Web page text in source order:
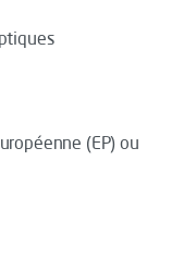
(EP) ou